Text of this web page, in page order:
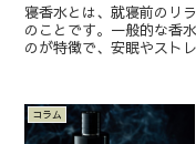
寝香水とは、就寝前のリ
のことです。一般的な香
のが特徴で、安眠やスト
コラム